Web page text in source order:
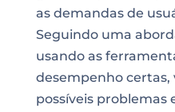
as demandas de
Seguindo uma
usando as
desempenho
possíveis problemas